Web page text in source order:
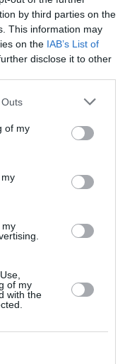
by third parties on the
This information may
on the IAB’s List of
disclose it to other
of my
my
of my
with the
25 octobre 2024 - 10 h 48
min
deuxième attaque de
l’Iran est à l’initiative
des assassinat
qui soutient que
deux vagues de
il s’agit de “répondre à
Téhéran qui RÉPOND
son sol, ça n’est pas
persique “en
région” n’est-ce pas ?
toujours pour
y a des richesses
occidentale qui